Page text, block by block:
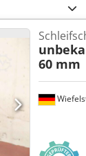
60 mm